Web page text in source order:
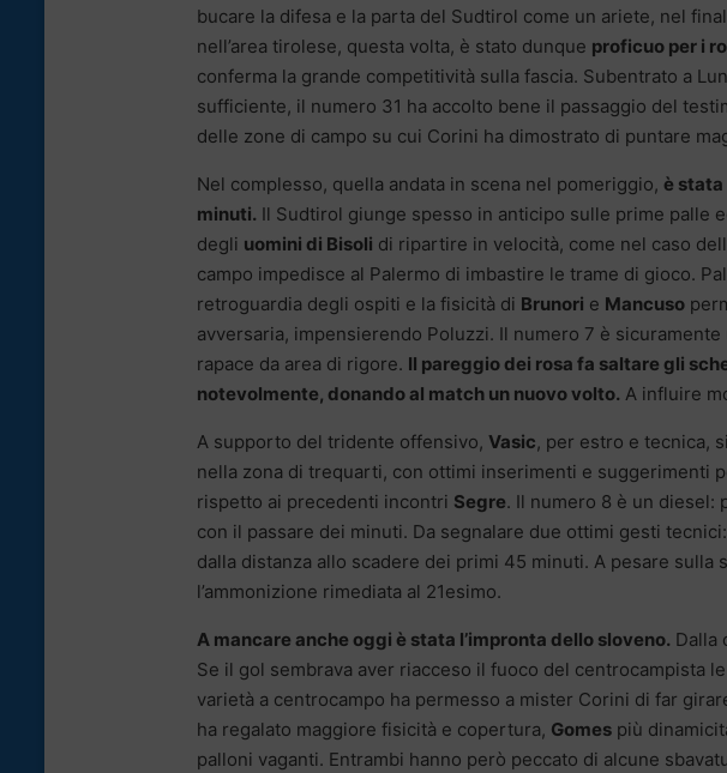
bucare la difesa e la parta del Sudtirol come un ariete, nel
nell’area tirolese, questa volta, è stato dunque proficuo per i
conferma la grande competitività sulla fascia. Subentrato a
sufficiente, il numero 31 ha accolto bene il passaggio del
delle zone di campo su cui Corini ha dimostrato di puntare
Nel complesso, quella andata in scena nel pomeriggio, è
minuti. Il Sudtirol giunge spesso in anticipo sulle prime palle
degli uomini di Bisoli di ripartire in velocità, come nel caso
campo impedisce al Palermo di imbastire le trame di gioco.
retroguardia degli ospiti e la fisicità di Brunori e Mancuso
avversaria, impensierendo Poluzzi. Il numero 7 è
rapace da area di rigore. Il pareggio dei rosa fa saltare gli
notevolmente, donando al match un nuovo volto. A influire
A supporto del tridente offensivo, Vasic, per estro e tecnica,
nella zona di trequarti, con ottimi inserimenti e suggerimenti
rispetto ai precedenti incontri Segre. Il numero 8 è un diesel:
con il passare dei minuti. Da segnalare due ottimi gesti
dalla distanza allo scadere dei primi 45 minuti. A pesare
l’ammonizione rimediata al 21esimo.
A mancare anche oggi è stata l’impronta dello sloveno. Dalla
Se il gol sembrava aver riacceso il fuoco del centrocampista
varietà a centrocampo ha permesso a mister Corini di far
ha regalato maggiore fisicità e copertura, Gomes più
palloni vaganti. Entrambi hanno però peccato di alcune